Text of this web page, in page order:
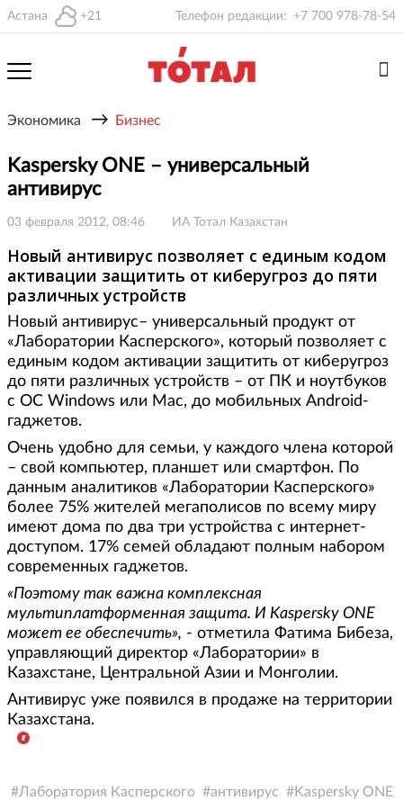
Астана +21 Телефон редакции: +7 700 978-78-54
Экономика → Бизнес
Kaspersky ONE – универсальный
антивирус
03 февраля 2012, 08:46 ИА Тотал Казахстан
Новый антивирус позволяет с единым кодом
активации защитить от киберугроз до пяти
различных устройств
Новый антивирус– универсальный продукт от
«Лаборатории Касперского», который позволяет с
единым кодом активации защитить от киберугроз
до пяти различных устройств – от ПК и ноутбуков
с ОС Windows или Mac, до мобильных Android-
гаджетов.
Очень удобно для семьи, у каждого члена которой
– свой компьютер, планшет или смартфон. По
данным аналитиков «Лаборатории Касперского»
более 75% жителей мегаполисов по всему миру
имеют дома по два три устройства с интернет-
доступом. 17% семей обладают полным набором
современных гаджетов.
«Поэтому так важна комплексная
мультиплатформенная защита. И Kaspersky ONE
может ее обеспечить», - отметила Фатима Бибеза,
управляющий директор «Лаборатории» в
Казахстане, Центральной Азии и Монголии.
Антивирус уже появился в продаже на территории
Казахстана.
Лаборатория Касперского антивирус Kaspersky ONE